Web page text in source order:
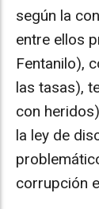
según la
entre ellos
Fentanilo),
las tasas),
con
la ley de
corrupción